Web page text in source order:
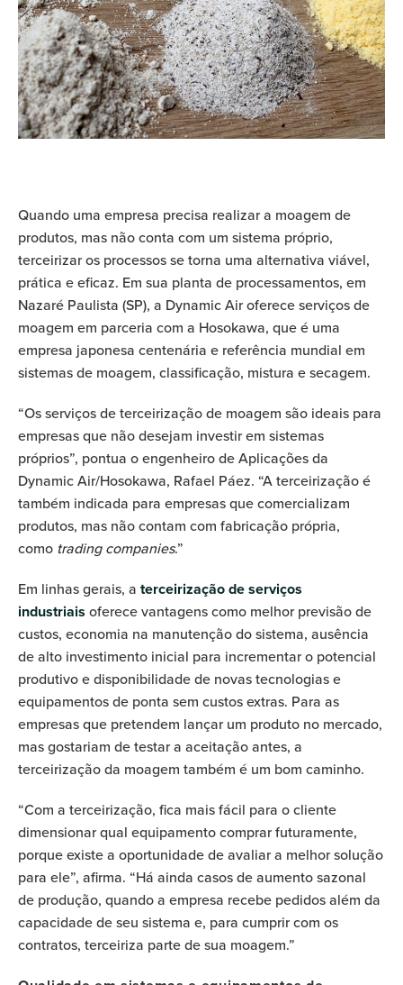
Quando uma empresa precisa realizar a moagem de
produtos, mas não conta com um sistema próprio,
terceirizar os processos se torna uma alternativa viável,
prática e eficaz. Em sua planta de processamentos, em
Nazaré Paulista (SP), a Dynamic Air oferece serviços de
moagem em parceria com a Hosokawa, que é uma
empresa japonesa centenária e referência mundial em
sistemas de moagem, classificação, mistura e secagem.
“Os serviços de terceirização de moagem são ideais para
empresas que não desejam investir em sistemas
próprios”, pontua o engenheiro de Aplicações da
Dynamic Air/Hosokawa, Rafael Páez. “A terceirização é
também indicada para empresas que comercializam
produtos, mas não contam com fabricação própria,
como trading companies.”
Em linhas gerais, a terceirização de serviços
industriais oferece vantagens como melhor previsão de
custos, economia na manutenção do sistema, ausência
de alto investimento inicial para incrementar o potencial
produtivo e disponibilidade de novas tecnologias e
equipamentos de ponta sem custos extras. Para as
empresas que pretendem lançar um produto no mercado,
mas gostariam de testar a aceitação antes, a
terceirização da moagem também é um bom caminho.
“Com a terceirização, fica mais fácil para o cliente
dimensionar qual equipamento comprar futuramente,
porque existe a oportunidade de avaliar a melhor solução
para ele”, afirma. “Há ainda casos de aumento sazonal
de produção, quando a empresa recebe pedidos além da
capacidade de seu sistema e, para cumprir com os
contratos, terceiriza parte de sua moagem.”